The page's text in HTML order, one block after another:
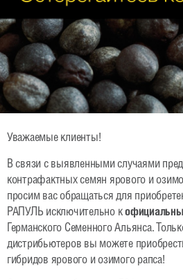
Уважаемые клиенты!
В связи с выявленными случаями
контрафактных семян ярового и
просим вас обращаться для
РАПУЛЬ исключительно к
Германского Семенного Альянса.
дистрибьютеров вы можете
гибридов ярового и озимого рапса!
Портрет
Учредители
Сбыт
Сотрудники
Рапс
Гибриды ярового
Гибриды озимого
Зерновые